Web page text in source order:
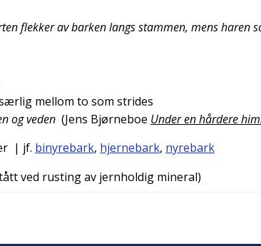
flekker av barken langs stammen, mens haren
mellom to som strides
og veden (Jens Bjørneboe Under en hårdere
| jf. binyrebark, hjernebark, nyrebark
ved rusting av jernholdig mineral)